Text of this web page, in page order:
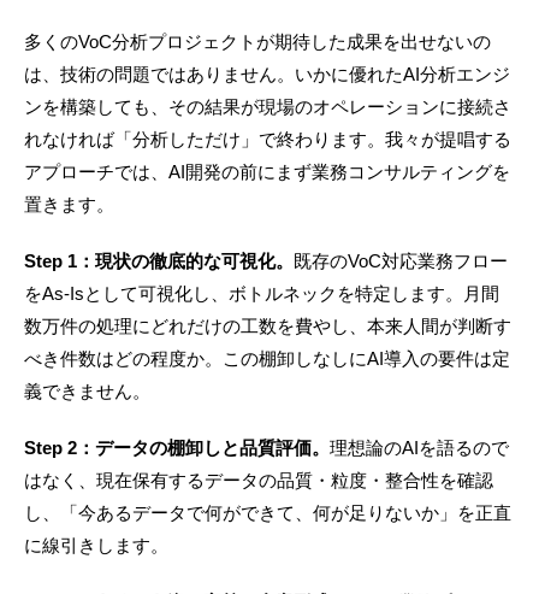
多くのVoC分析プロジェクトが期待した成果を出せないの
は、技術の問題ではありません。いかに優れたAI分析エンジ
ンを構築しても、その結果が現場のオペレーションに接続さ
れなければ「分析しただけ」で終わります。我々が提唱する
アプローチでは、AI開発の前にまず業務コンサルティングを
置きます。
Step 1：現状の徹底的な可視化。 既存のVoC対応業務フロー
をAs-Isとして可視化し、ボトルネックを特定します。月間
数万件の処理にどれだけの工数を費やし、本来人間が判断す
べき件数はどの程度か。この棚卸しなしにAI導入の要件は定
義できません。
Step 2：データの棚卸しと品質評価。 理想論のAIを語るので
はなく、現在保有するデータの品質・粒度・整合性を確認
し、「今あるデータで何ができて、何が足りないか」を正直
に線引きします。